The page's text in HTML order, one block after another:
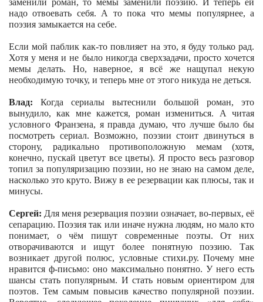
надо отвоевать себя. А то пока что мемы популярнее, а
поэзия замыкается на себе.
Если мой паблик как-то повлияет на это, я буду только рад.
Хотя у меня и не было никогда сверхзадачи, просто хочется
мемы делать. Но, наверное, я всё же нащупал некую
необходимую точку, и теперь мне от этого никуда не деться.
Влад: Когда сериалы вытеснили большой роман, это
вынудило, как мне кажется, роман измениться. А читая
условного Франзена, я правда думаю, что лучше было бы
посмотреть сериал. Возможно, поэзии стоит двинуться в
сторону, радикально противоположную мемам (хотя,
конечно, пускай цветут все цветы). Я просто весь разговор
топил за популяризацию поэзии, но не знаю на самом деле,
насколько это круто. Вижу в ее резервации как плюсы, так и
минусы.
Сергей: Для меня резервация поэзии означает, во-первых, её
сепарацию. Поэзия так или иначе нужна людям, но мало кто
понимает, о чём пишут современные поэты. От них
отворачиваются и ищут более понятную поэзию. Так
возникает другой полюс, условные стихи.ру. Почему мне
нравится ф-письмо: оно максимально понятно. У него есть
шансы стать популярным. И стать новым ориентиром для
поэтов. Тем самым повысив качество популярной поэзии.